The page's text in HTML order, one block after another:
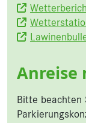
Anreise
Bitte beachten